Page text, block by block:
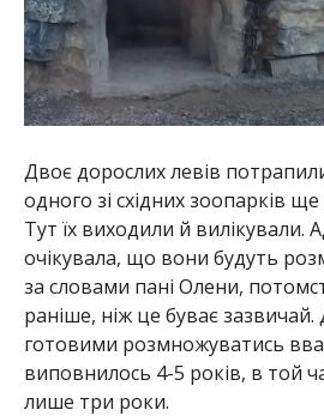
Двоє дорослих левів
одного зі східних зоопарків
Тут їх виходили й вилікували.
очікувала, що вони будуть
за словами пані Олени,
раніше, ніж це буває зазвичай.
готовими розмножуватись
виповнилось 4-5 років, в той
лише три роки.